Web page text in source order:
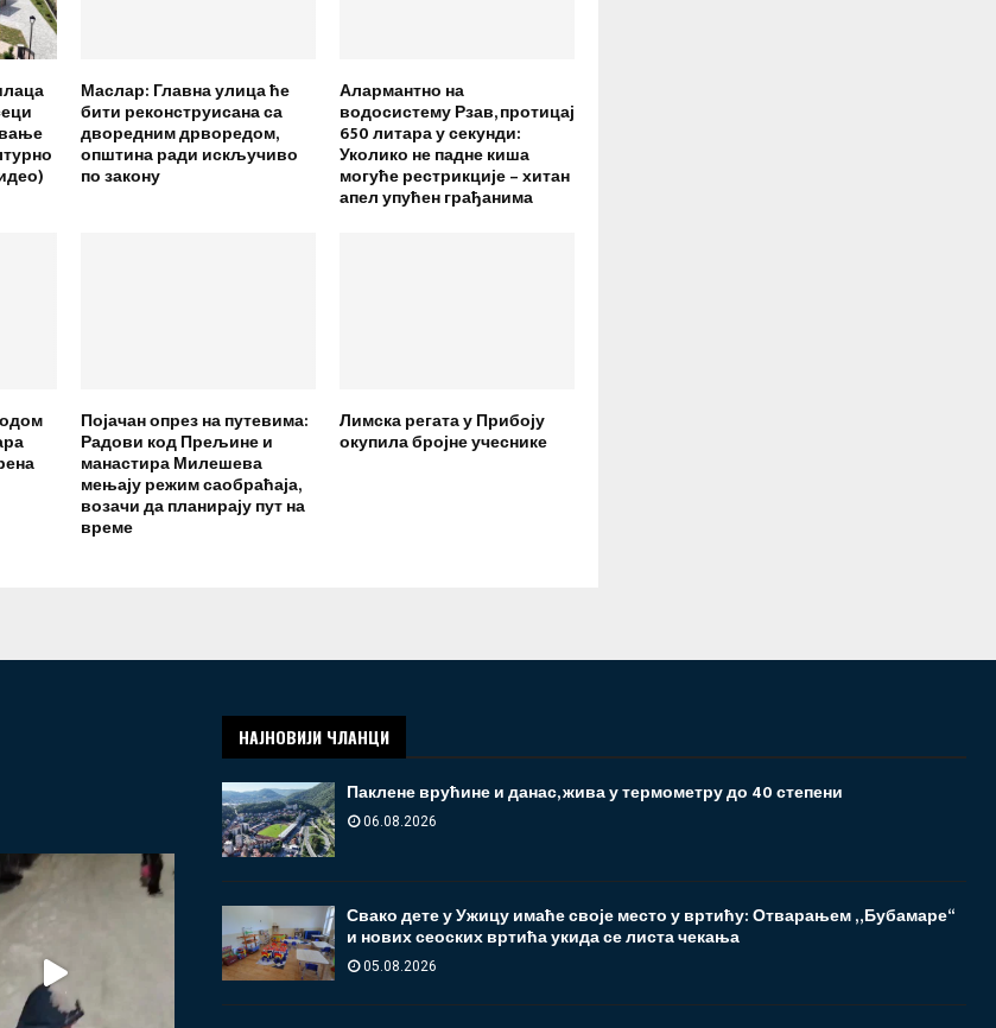
Маслар: Главна улица ће
бити реконструисана са
дворедним дрворедом,
општина ради искључиво
по закону
Алармантно на
водосистему Рзав, протицај
650 литара у секунди:
Уколико не падне киша
могуће рестрикције – хитан
апел упућен грађанима
Појачан опрез на путевима:
Радови код Прељине и
манастира Милешева
мењају режим саобраћаја,
возачи да планирају пут на
време
Лимска регата у Прибоју
окупила бројне учеснике
НАЈНОВИЈИ ЧЛАНЦИ
Паклене врућине и данас, жива у термометру до 40 степени
06.08.2026
Свако дете у Ужицу имаће своје место у вртићу: Отварањем „Бубамаре“
и нових сеоских вртића укида се листа чекања
05.08.2026